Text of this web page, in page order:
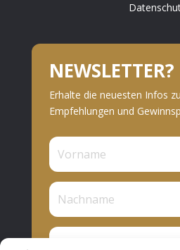
NEWSLETTER?
Erhalte die neuesten Infos
Empfehlungen und